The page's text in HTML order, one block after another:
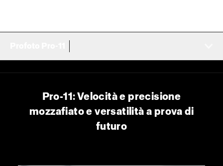
Pro-11: Velocità e precisione
mozzafiato e versatilità a prova di
futuro